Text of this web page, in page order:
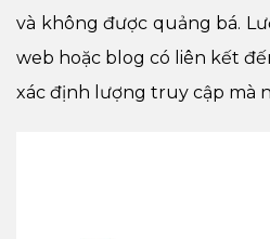
và không được quảng bá.
web hoặc blog có liên kết
xác định lượng truy cập mà